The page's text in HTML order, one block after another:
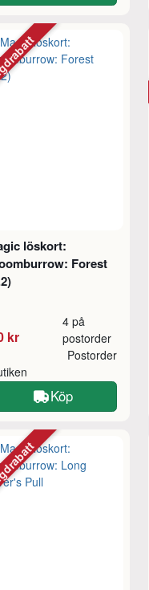
löskort:
Forest
kr
4 på
postorder
Postorder
Köp